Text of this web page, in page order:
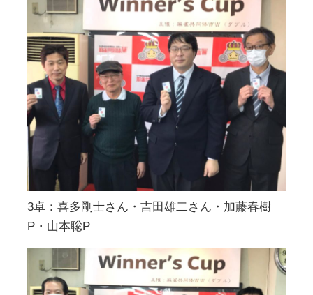
3卓：喜多剛士さん・吉田雄二さん・加藤春樹
P・山本聡P